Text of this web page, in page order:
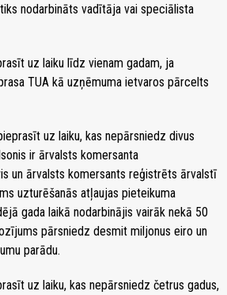
nodarbināts vadītāja vai speciālista
uz laiku līdz vienam gadam, ja
TUA kā uzņēmuma ietvaros pārcelts
uz laiku, kas nepārsniedz divus
ir ārvalsts komersanta
un ārvalsts komersants reģistrēts ārvalstī
uzturēšanās atļaujas pieteikuma
gada laikā nodarbinājis vairāk nekā 50
pārsniedz desmit miljonus eiro un
parādu.
uz laiku, kas nepārsniedz četrus gadus,